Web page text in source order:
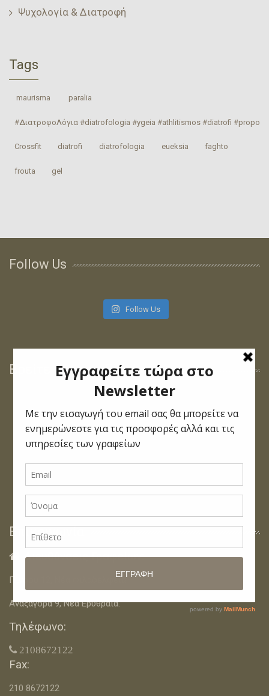
Ψυχολογία & Διατροφή
Tags
‎ maurisma‬ ‎ paralia‬
#ΔιατροφοΛόγια #diatrofologia #ygeia #athlitismos #diatrofi
Crossfit ‎diatrofi‬ ‎diatrofologia‬ ‎eueksia‬ faghto
‎frouta gel
Follow Us
Follow Us
Βρείτε μας στο Facebook
Επικοινωνία
 Διευθύνσεις Γραφείων:
Πίνδου 12, Νέα Φιλαδέλφεια.
Αναξαγόρα 9, Νέα Ερυθραία.
Τηλέφωνο:
 2108672122
Fax:
210 8672122